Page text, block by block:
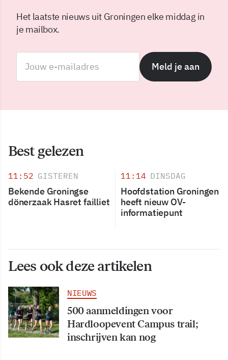
Het laatste nieuws uit Groningen elke middag in
je mailbox.
Meld je aan
Best gelezen
11:52 GISTEREN
Bekende Groningse
dönerzaak Hasret failliet
11:14 DINSDAG
Hoofdstation Groningen
heeft nieuw OV-
informatiepunt
Lees ook deze artikelen
NIEUWS
500 aanmeldingen voor
Hardloopevent Campus trail;
inschrijven kan nog